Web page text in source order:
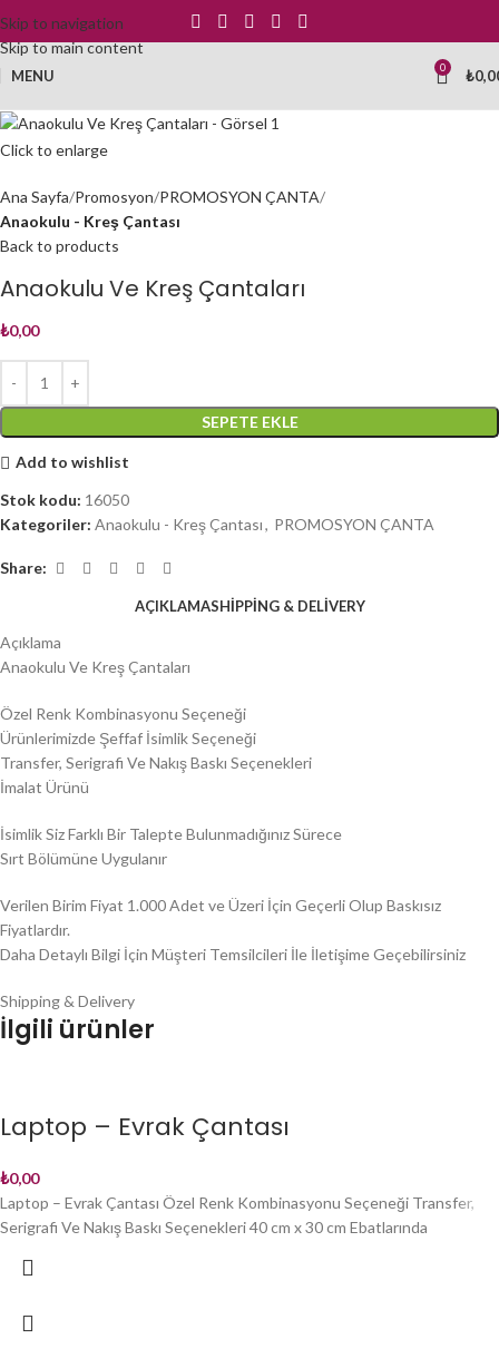
Skip to navigation
Skip to main content
MENU 0 ₺
Click to enlarge
Ana Sayfa Promosyon PROMOSYON ÇANTA
Anaokulu - Kreş Çantası
Back to products
Anaokulu Ve Kreş Çantaları
₺0,00
SEPETE EKLE
Add to wishlist
Stok kodu: 16050
Kategoriler: Anaokulu - Kreş Çantası, PROMOSYON ÇANTA
Share:
AÇIKLAMASHIPPING & DELIVERY
Açıklama
Anaokulu Ve Kreş Çantaları
Özel Renk Kombinasyonu Seçeneği
Ürünlerimizde Şeffaf İsimlik Seçeneği
Transfer, Serigrafi Ve Nakış Baskı Seçenekleri
İmalat Ürünü
İsimlik Siz Farklı Bir Talepte Bulunmadığınız Sürece
Sırt Bölümüne Uygulanır
Verilen Birim Fiyat 1.000 Adet ve Üzeri İçin Geçerli Olup Baskısız
Fiyatlardır.
Daha Detaylı Bilgi İçin Müşteri Temsilcileri İle İletişime Geçebilirsiniz
Shipping & Delivery
İlgili ürünler
Laptop – Evrak Çantası
₺0,00
Laptop – Evrak Çantası Özel Renk Kombinasyonu Seçeneği Transfer,
Serigrafi Ve Nakış Baskı Seçenekleri 40 cm x 30 cm Ebatlarında